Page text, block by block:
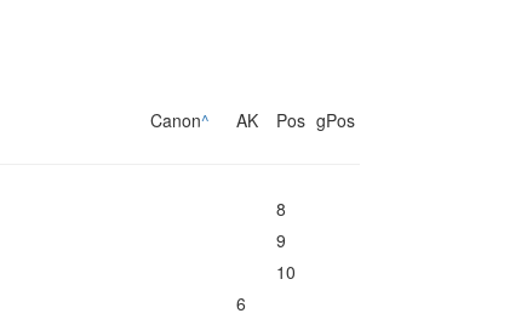
Canon^ AK Pos gPos
8
9
10
6